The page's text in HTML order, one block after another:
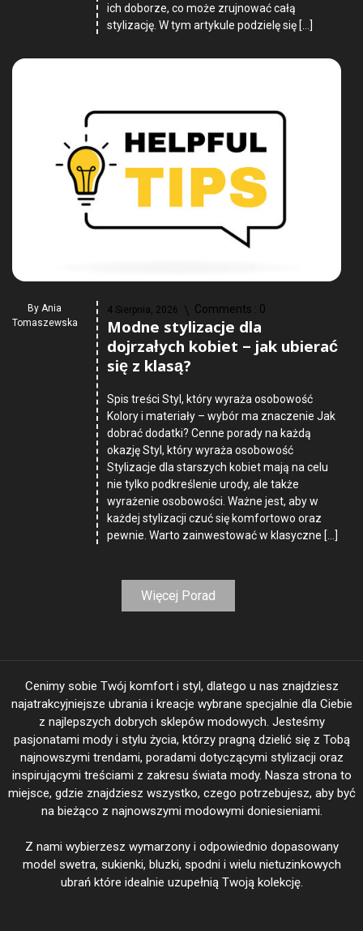
ich doborze, co może zrujnować całą
stylizację. W tym artykule podzielę się […]
By Ania
Tomaszewska
4 Sierpnia, 2026 Comments : 0
Modne stylizacje dla
dojrzałych kobiet – jak ubierać
się z klasą?
Spis treści Styl, który wyraża osobowość
Kolory i materiały – wybór ma znaczenie Jak
dobrać dodatki? Cenne porady na każdą
okazję Styl, który wyraża osobowość
Stylizacje dla starszych kobiet mają na celu
nie tylko podkreślenie urody, ale także
wyrażenie osobowości. Ważne jest, aby w
każdej stylizacji czuć się komfortowo oraz
pewnie. Warto zainwestować w klasyczne […]
Więcej Porad
Cenimy sobie Twój komfort i styl, dlatego u nas znajdziesz
najatrakcyjniejsze ubrania i kreacje wybrane specjalnie dla Ciebie
z najlepszych dobrych sklepów modowych. Jesteśmy
pasjonatami mody i stylu życia, którzy pragną dzielić się z Tobą
najnowszymi trendami, poradami dotyczącymi stylizacji oraz
inspirującymi treściami z zakresu świata mody. Nasza strona to
miejsce, gdzie znajdziesz wszystko, czego potrzebujesz, aby być
na bieżąco z najnowszymi modowymi doniesieniami.
Z nami wybierzesz wymarzony i odpowiednio dopasowany
model swetra, sukienki, bluzki, spodni i wielu nietuzinkowych
ubrań które idealnie uzupełnią Twoją kolekcję.